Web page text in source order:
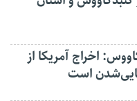
اخراج آمریکا از
است